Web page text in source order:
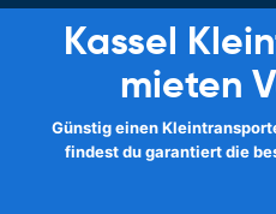
Kassel
mieten
Günstig einen
findest du garantiert die